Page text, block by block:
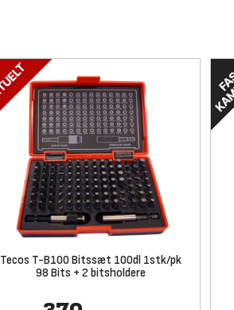
Tecos T-B100 Bitssæt 100dl 1stk/pk
98 Bits + 2 bitsholdere